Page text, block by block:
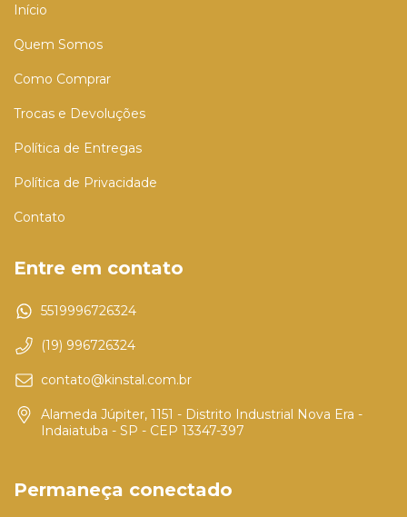
Início
Quem Somos
Como Comprar
Trocas e Devoluções
Política de Entregas
Política de Privacidade
Contato
Entre em contato
5519996726324
(19) 996726324
contato@kinstal.com.br
Alameda Júpiter, 1151 - Distrito Industrial Nova Era -
Indaiatuba - SP - CEP 13347-397
Permaneça conectado